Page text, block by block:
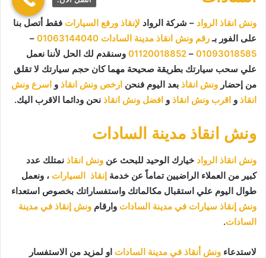
ونش انقاذ الرواد – شركة الرواد لإنقاذ ورفع السيارات فقط أتصل بنا
على الفور بـرقم ونش انقاذ مدينة السادات 01063144040
–
01093018585
–
01120018852 وسنقدم لك الحل لأننا نعمل
علي سحب سيارتك بطريقة صحيحة مهما كان حجم سيارتك لا تقلق
من إحضار ونش انقاذ بعد اليوم فنحن ارخص ونش انقاذ و اسرع ونش
انقاذ و اقرب ونش انقاذ و افضل ونش انقاذ نحن ودائما الاقرب اليك.
ونش انقاذ مدينة السادات
ونش انقاذ الرواد خيارك الوحيد للبحث عن ونش انقاذ نمتلك عدد
كبير من العملاء الراضيين تماماً عن خدمة إنقاذ السيارات ، ونعمل
طوال اليوم علي استقبال مكالماتك واستفساراتك بخصوص استعداء
ونش إنقاذ سيارات في مدينة السادات وارقام ونش إنقاذ في مدينة
السادات.
لاستدعاء ونش أنقاذ في مدينة السادات او لمزيد من الاستفسار